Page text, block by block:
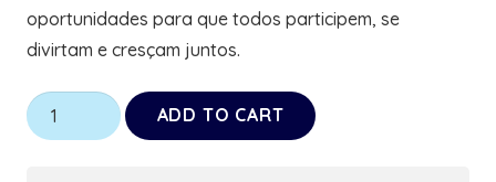
oportunidades para que todos participem, se
divirtam e cresçam juntos.
Jogo
da
ADD TO CART